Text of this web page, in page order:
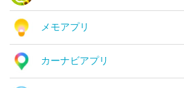
メモアプリ
カーナビアプリ